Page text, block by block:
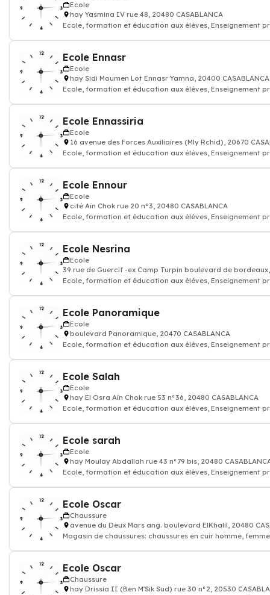
Ecole
hay Yasmina IV rue 48, 20480 CASABLANCA
Ecole, formation et éducation aux élèves, Enseignement
Ecole Ennasr
Ecole
hay Sidi Moumen Lot Ennasr Yamna, 20400 CASABLANCA
Ecole, formation et éducation aux élèves, Enseignement
Ecole Ennassiria
Ecole
16 avenue des Forces Auxiliaires (Mly Rchid), 20670
Ecole, formation et éducation aux élèves, Enseignement
Ecole Ennour
Ecole
cité Aïn Chok rue 20 n°3, 20480 CASABLANCA
Ecole, formation et éducation aux élèves, Enseignement
Ecole Nesrina
Ecole
39 rue de Guercif -ex Camp Turpin boulevard de bordeaux,
Ecole, formation et éducation aux élèves, Enseignement
Ecole Panoramique
Ecole
boulevard Panoramique, 20470 CASABLANCA
Ecole, formation et éducation aux élèves, Enseignement
Ecole Salah
Ecole
hay El Osra Aïn Chok rue 53 n°36, 20480 CASABLANCA
Ecole, formation et éducation aux élèves, Enseignement
Ecole sarah
Ecole
hay Moulay Abdallah rue 43 n°79 bis, 20480
Ecole, formation et éducation aux élèves, Enseignement
Ecole Oscar
Chaussure
avenue du Deux Mars ang. boulevard ElKhalil, 20480
Magasin de chaussures: chaussures en cuir homme,
Ecole Oscar
Chaussure
hay Drissia II (Ben M'Sik Sud) rue 30 n°2, 20530